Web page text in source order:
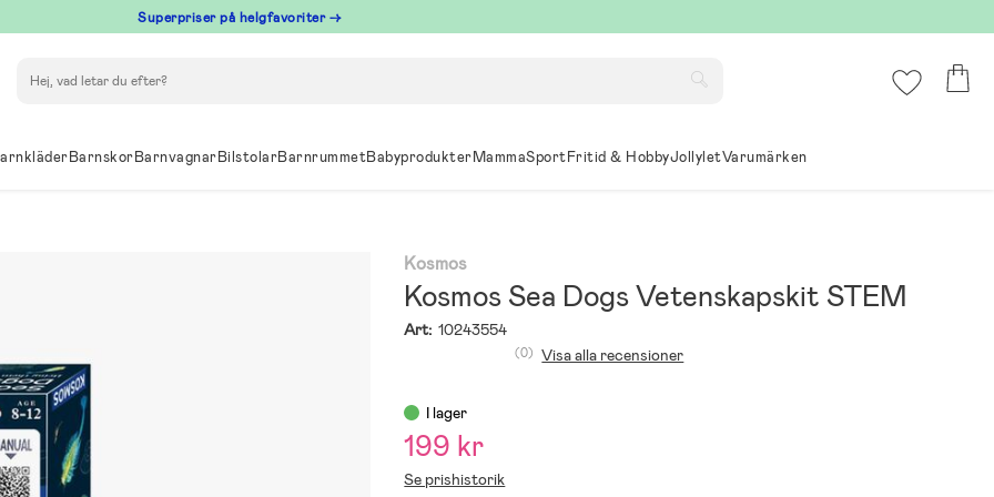
Superpriser på helgfavoriter →
BarnskorBarnvagnarBilstolarBarnrummetBabyprodukterMammaSportFritid & HobbyJollyletVarumärken
Kosmos
Kosmos Sea Dogs Vetenskapskit STEM
Art: 10243554
(0) Visa alla recensioner
I lager
199 kr
Se prishistorik